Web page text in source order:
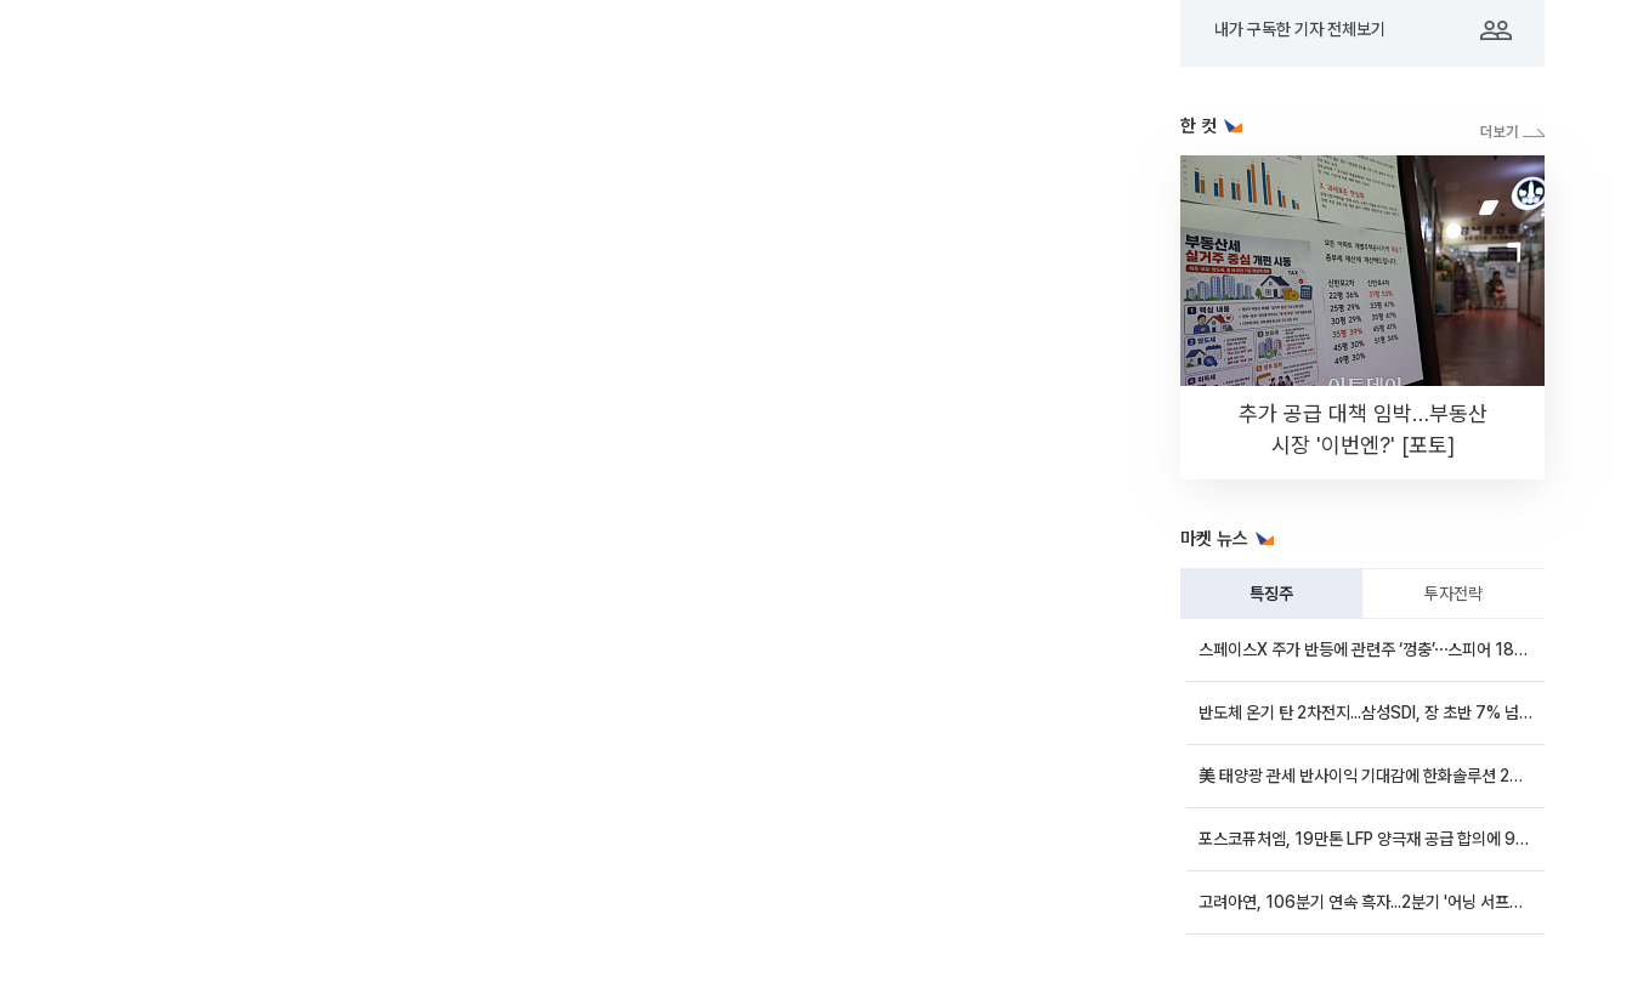
내가 구독한 기자 전체보기
한 컷
추가 공급 대책 임박…부동산
시장 '이번엔?' [포토]
마켓 뉴스
특징주 투자전략
스페이스X 주가 반등에 관련주 ‘껑충’⋯스피어 18%ㆍ에이치브이엠 12%↑
반도체 온기 탄 2차전지...삼성SDI, 장 초반 7% 넘게 껑충
美 태양광 관세 반사이익 기대감에 한화솔루션 20%대·OCI홀딩스 14%대 급등
포스코퓨처엠, 19만톤 LFP 양극재 공급 합의에 9%대 강세
고려아연, 106분기 연속 흑자...2분기 '어닝 서프라이즈'에 장 초반 12%대 강세